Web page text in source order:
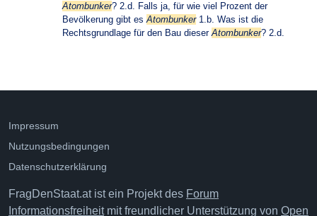
Atombunker? 2.d. Falls ja, für wie viel Prozent der
Bevölkerung gibt esAtombunker1.b. Was ist die
Rechtsgrundlage für den Bau dieserAtombunker? 2.d.
Impressum
Nutzungsbedingungen
Datenschutzerklärung
FragDenStaat.at ist ein Projekt des Forum
Informationsfreiheitmit freundlicher Unterstützung von Open